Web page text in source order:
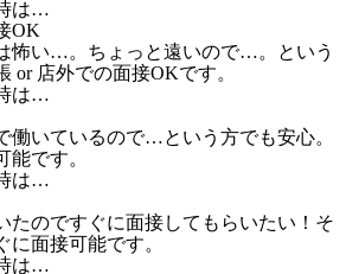
は…
OK
怖い…。ちょっと遠いので…。という
or 店外での面接OKです。
は…
働いているので…という方でも安心。
能です。
は…
たのですぐに面接してもらいたい！そ
に面接可能です。
は…